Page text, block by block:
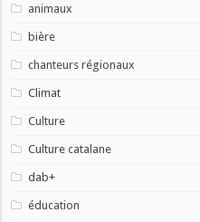
animaux
bière
chanteurs régionaux
Climat
Culture
Culture catalane
dab+
éducation